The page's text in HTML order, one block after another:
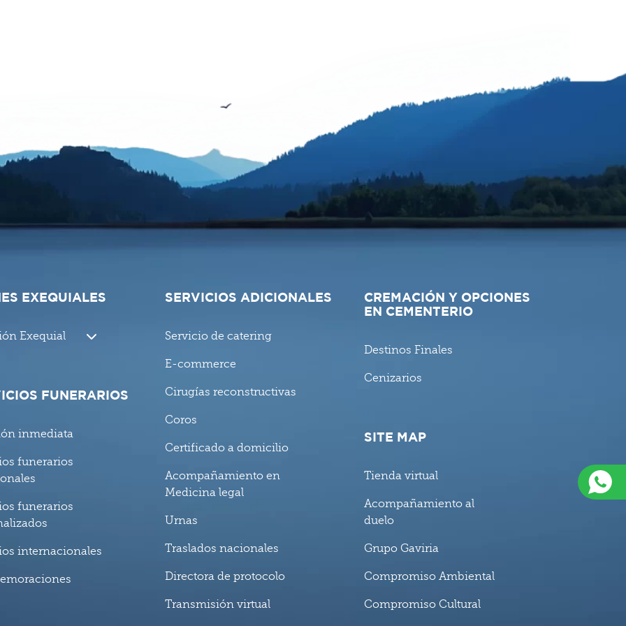
EXEQUIALES
Exequial
FUNERARIOS
inmediata
funerarios
funerarios
internacionales
SERVICIOS ADICIONALES
Servicio de catering
E-commerce
Cirugías reconstructivas
Coros
Certificado a domicilio
Acompañamiento en
Medicina legal
Urnas
Traslados nacionales
Directora de protocolo
Transmisión virtual
CREMACIÓN Y OPCIONES
EN CEMENTERIO
Destinos Finales
Cenizarios
SITE MAP
Tienda virtual
Acompañamiento al
duelo
Grupo Gaviria
Compromiso Ambiental
Compromiso Cultural